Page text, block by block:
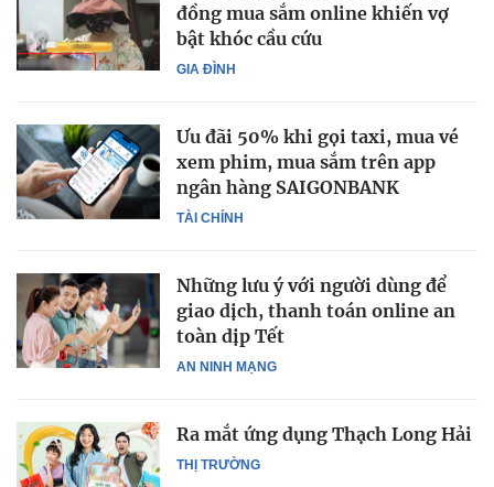
GIA ĐÌNH
đồng mua sắm online khiến vợ
bật khóc cầu cứu
TÀI CHÍNH
Ưu đãi 50% khi gọi taxi, mua vé
xem phim, mua sắm trên app
ngân hàng SAIGONBANK
AN NINH MẠNG
Những lưu ý với người dùng để
giao dịch, thanh toán online an
toàn dịp Tết
THỊ TRƯỜNG
Ra mắt ứng dụng Thạch Long Hải